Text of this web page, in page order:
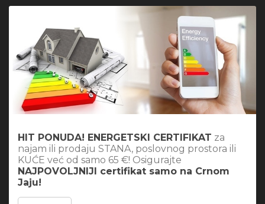
HIT PONUDA! ENERGETSKI CERTIFIKAT za
najam ili prodaju STANA, poslovnog prostora ili
KUĆE već od samo 65 €! Osigurajte
NAJPOVOLJNIJI certifikat samo na Crnom
Jaju!